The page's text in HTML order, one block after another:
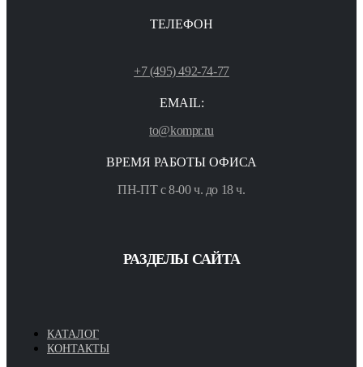
ТЕЛЕФОН
+7 (495) 492-74-77
EMAIL:
to@kompr.ru
ВРЕМЯ РАБОТЫ ОФИСА
ПН-ПТ с 8-00 ч. до 18 ч.
РАЗДЕЛЫ САЙТА
КАТАЛОГ
КОНТАКТЫ